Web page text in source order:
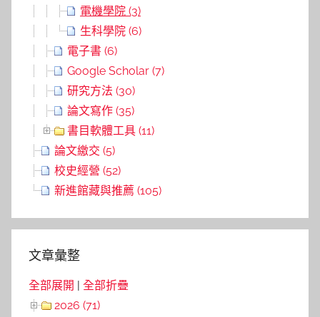
電機學院 (3)
生科學院 (6)
電子書 (6)
Google Scholar (7)
研究方法 (30)
論文寫作 (35)
書目軟體工具 (11)
論文繳交 (5)
校史經營 (52)
新進館藏與推薦 (105)
文章彙整
全部展開 | 全部折疊
2026 (71)